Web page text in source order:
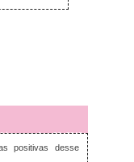
setembro 26, 2018
positivas desse